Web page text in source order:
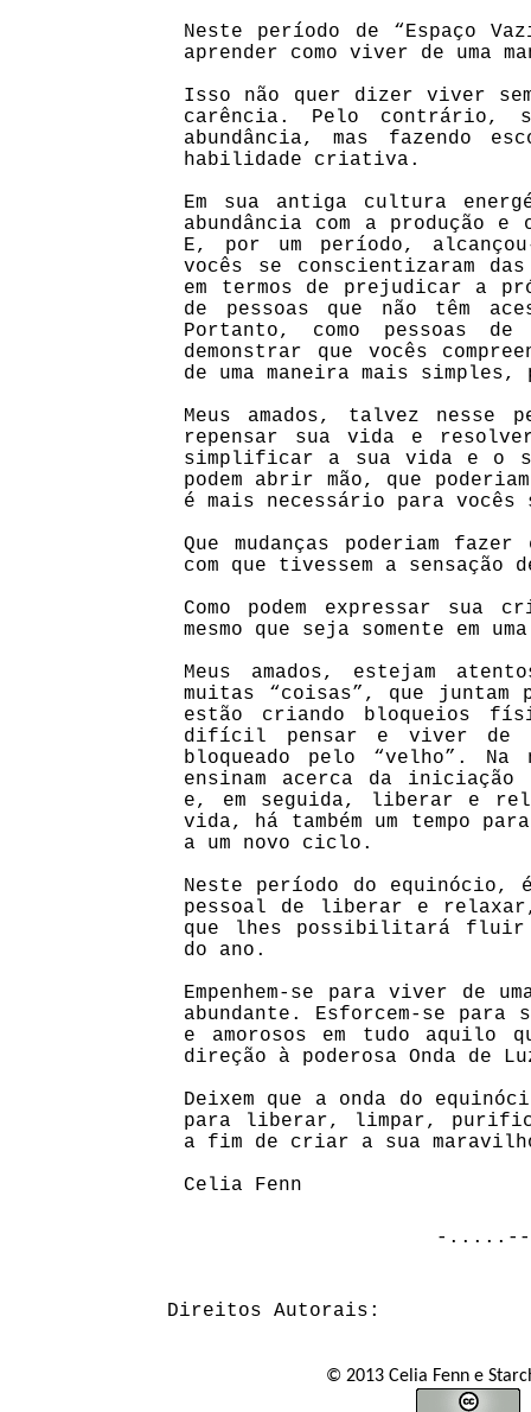
Neste período de “Espaço
aprender como viver de uma
Isso não quer dizer viver
carência. Pelo contrário,
abundância, mas fazendo
habilidade criativa.
Em sua antiga cultura
abundância com a produção
E, por um período,
vocês se conscientizaram
em termos de prejudicar a
de pessoas que não têm
Portanto, como pessoas
demonstrar que vocês
de uma maneira mais simples,
Meus amados, talvez nesse
repensar sua vida e
simplificar a sua vida e o
podem abrir mão, que
é mais necessário para
Que mudanças poderiam
com que tivessem a sensação
Como podem expressar sua
mesmo que seja somente em
Meus amados, estejam
muitas “coisas”, que juntam
estão criando bloqueios
difícil pensar e viver de
bloqueado pelo “velho”.
ensinam acerca da
e, em seguida, liberar e
vida, há também um tempo
a um novo ciclo.
Neste período do equinócio, é
pessoal de liberar e
que lhes possibilitará fluir
do ano.
Empenhem-se para viver de
abundante. Esforcem-se
e amorosos em tudo aquilo
direção à poderosa Onda de
Deixem que a onda do
para liberar, limpar,
a fim de criar a sua
Celia Fenn
-
Direitos Autorais:
© 2013 Celia Fenn e